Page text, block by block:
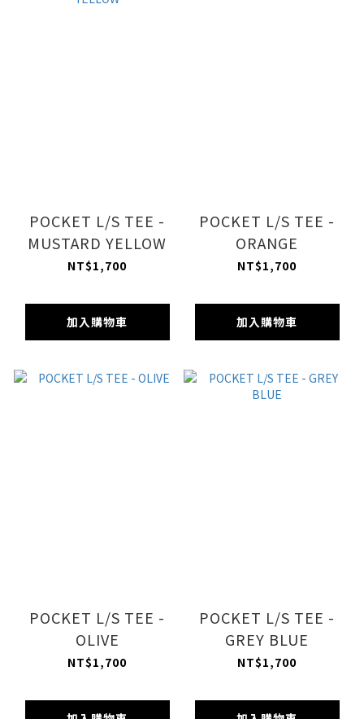
POCKET L/S TEE -
MUSTARD YELLOW
NT$1,700
加入購物車
POCKET L/S TEE -
ORANGE
NT$1,700
加入購物車
POCKET L/S TEE -
OLIVE
NT$1,700
POCKET L/S TEE -
GREY BLUE
NT$1,700